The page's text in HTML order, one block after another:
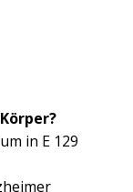
in E 129